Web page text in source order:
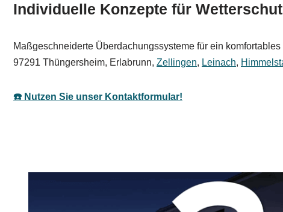
Individuelle Konzepte für
Maßgeschneiderte Überdachungssysteme für ein
97291 Thüngersheim, Erlabrunn, Zellingen, Leinach,
☎️ Nutzen Sie unser Kontaktformular!